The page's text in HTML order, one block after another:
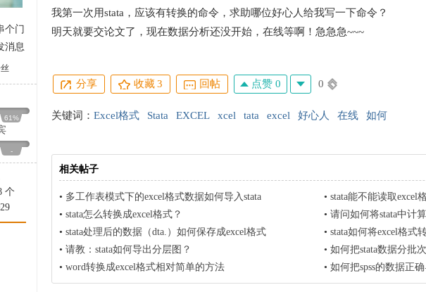
个门
消息
61%
-
个
我第一次用stata，应该有转换的命令，求助哪位好心人给我写一下命令？
明天就要交论文了，现在数据分析还没开始，在线等啊！急急急~~~
分享 收藏3 回帖 点赞 0 0
关键词： Excel格式 Stata EXCEL xcel tata excel 好心人 在线 如何
相关帖子
• 多工作表模式下的excel格式数据如何导入stata • stata能不能读取excel
• stata怎么转换成excel格式？ • 请问如何将stata中计
• stata处理后的数据（dta.）如何保存成excel格式 • stata如何将excel格式
• 请教：stata如何导出分层图？ • 如何把stata数据分批
• word转换成excel格式相对简单的方法 • 如何把spss的数据正